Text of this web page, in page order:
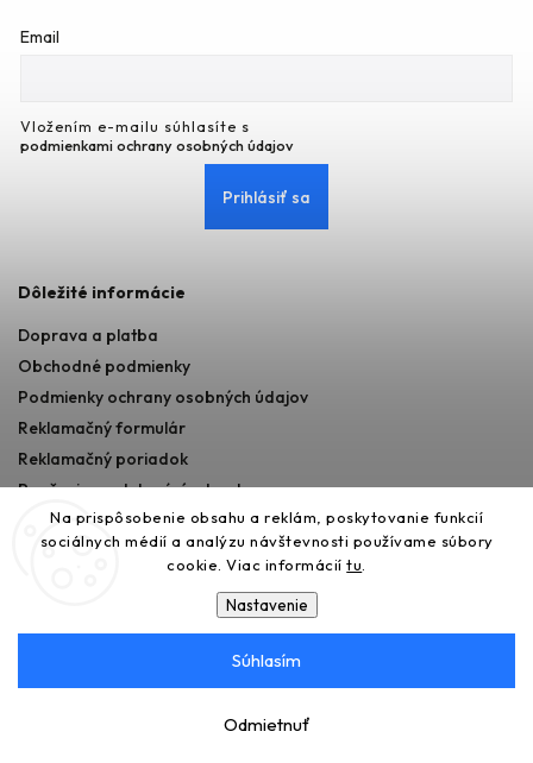
Na prispôsobenie obsahu a reklám, poskytovanie funkcií
sociálnych médií a analýzu návštevnosti používame súbory
cookie. Viac informáciítu
Nastavenie
Odmietnuť
Súhlasím
Email
Vložením e-mailu súhlasíte s
podmienkami ochrany osobných údajov
Prihlásiť sa
Dôležité informácie
Doprava a platba
Obchodné podmienky
Podmienky ochrany osobných údajov
Reklamačný formulár
Reklamačný poriadok
Poučenie o odstupéní od zmluvy
Copyright 2026365AUTO. Všetky práva vyhradené.